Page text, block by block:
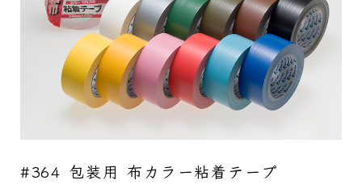
#364 包装用 布カラー粘着テープ